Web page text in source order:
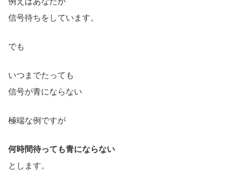
信号待ちをしています。
でも
いつまでたっても
信号が青にならない
極端な例ですが
何時間待っても青にならない
とします。